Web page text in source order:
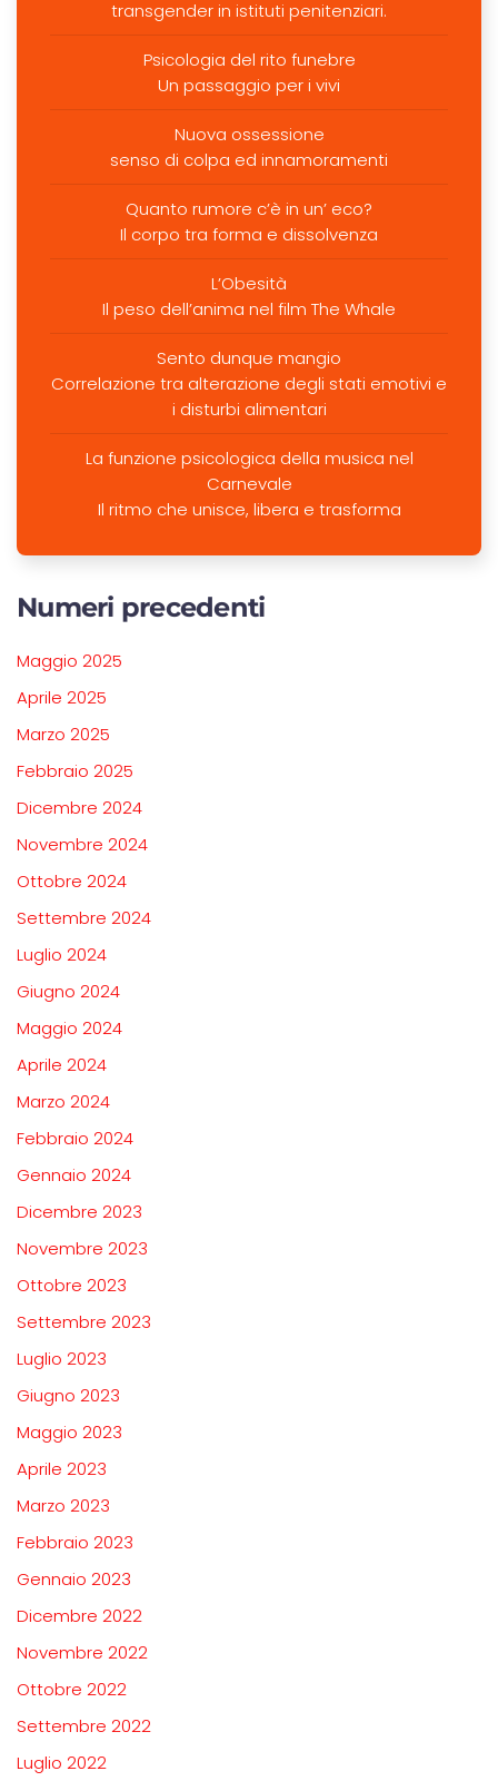
transgender in istituti penitenziari.
Psicologia del rito funebre
Un passaggio per i vivi
Nuova ossessione
senso di colpa ed innamoramenti
Quanto rumore c’è in un’ eco?
Il corpo tra forma e dissolvenza
L’Obesità
Il peso dell’anima nel film The Whale
Sento dunque mangio
Correlazione tra alterazione degli stati emotivi e
i disturbi alimentari
La funzione psicologica della musica nel
Carnevale
Il ritmo che unisce, libera e trasforma
Numeri precedenti
Maggio 2025
Aprile 2025
Marzo 2025
Febbraio 2025
Dicembre 2024
Novembre 2024
Ottobre 2024
Settembre 2024
Luglio 2024
Giugno 2024
Maggio 2024
Aprile 2024
Marzo 2024
Febbraio 2024
Gennaio 2024
Dicembre 2023
Novembre 2023
Ottobre 2023
Settembre 2023
Luglio 2023
Giugno 2023
Maggio 2023
Aprile 2023
Marzo 2023
Febbraio 2023
Gennaio 2023
Dicembre 2022
Novembre 2022
Ottobre 2022
Settembre 2022
Luglio 2022